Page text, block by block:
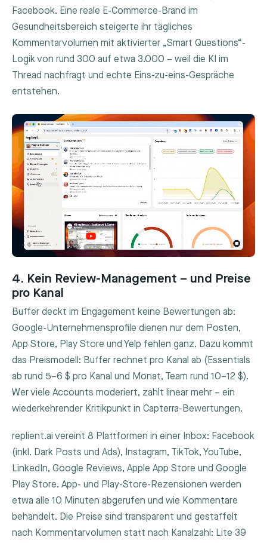
Facebook. Eine reale E-Commerce-Brand im
Gesundheitsbereich steigerte ihr tägliches
Kommentarvolumen mit aktivierter „Smart Questions“-
Logik von rund 300 auf etwa 3.000 – weil die KI im
Thread nachfragt und echte Eins-zu-eins-Gespräche
entstehen.
4. Kein Review-Management – und Preise
pro Kanal
Buffer deckt im Engagement keine Bewertungen ab:
Google-Unternehmensprofile dienen nur dem Posten,
App Store, Play Store und Yelp fehlen ganz. Dazu kommt
das Preismodell: Buffer rechnet pro Kanal ab (Essentials
ab rund 5–6 $ pro Kanal und Monat, Team rund 10–12 $).
Wer viele Accounts moderiert, zahlt linear mehr – ein
wiederkehrender Kritikpunkt in Capterra-Bewertungen.
replient.ai vereint 8 Plattformen in einer Inbox: Facebook
(inkl. Dark Posts und Ads), Instagram, TikTok, YouTube,
LinkedIn, Google Reviews, Apple App Store und Google
Play Store. App- und Play-Store-Rezensionen werden
etwa alle 10 Minuten abgerufen und wie Kommentare
behandelt. Die Preise sind transparent und gestaffelt
nach Kommentarvolumen statt nach Kanalzahl: Lite 39